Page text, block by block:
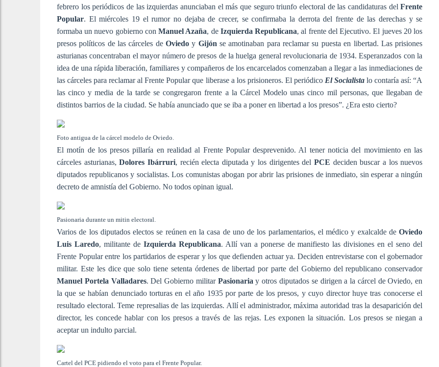
febrero los periódicos de las izquierdas anunciaban el más que seguro triunfo electoral de las candidaturas delFrente
Popular. El miércoles 19 el rumor no dejaba de crecer, se confirmaba la derrota del frente de las derechas y se
formaba un nuevo gobierno conManuel Azaña, de Izquierda Republicana, al frente del Ejecutivo. El jueves 20 los
presos políticos de las cárceles deOviedo y Gijón se amotinaban para reclamar su puesta en libertad. Las prisiones
asturianas concentraban el mayor número de presos de la huelga general revolucionaria de 1934. Esperanzados con la
idea de una rápida liberación, familiares y compañeros de los encarcelados comenzaban a llegar a las inmediaciones de
las cárceles para reclamar al Frente Popular que liberase a los prisioneros. El periódico El Socialista lo contaría así: “A
las cinco y media de la tarde se congregaron frente a la Cárcel Modelo unas cinco mil personas, que llegaban de
distintos barrios de la ciudad. Se había anunciado que se iba a poner en libertad a los presos”. ¿Era esto cierto?
Foto antigua de la cárcel modelo de Oviedo.
El motín de los presos pillaría en realidad al Frente Popular desprevenido. Al tener noticia del movimiento en las
cárceles asturianas,Dolores Ibárruri, recién electa diputada y los dirigentes delPCE deciden buscar a los nuevos
diputados republicanos y socialistas. Los comunistas abogan por abrir las prisiones de inmediato, sin esperar a ningún
decreto de amnistía del Gobierno. No todos opinan igual.
Pasionaria durante un mitin electoral.
Varios de los diputados electos se reúnen en la casa de uno de los parlamentarios, el médico y exalcalde deOviedo
Luis Laredo, militante de Izquierda Republicana. Allí van a ponerse de manifiesto las divisiones en el seno del
Frente Popular entre los partidarios de esperar y los que defienden actuar ya. Deciden entrevistarse con el gobernador
militar. Este les dice que solo tiene setenta órdenes de libertad por parte del Gobierno del republicano conservador
Manuel Portela Valladares. Del Gobierno militar Pasionaria y otros diputados se dirigen a la cárcel de Oviedo, en
la que se habían denunciado torturas en el año 1935 por parte de los presos, y cuyo director huye tras conocerse el
resultado electoral. Teme represalias de las izquierdas. Allí el administrador, máxima autoridad tras la desaparición del
director, les concede hablar con los presos a través de las rejas. Les exponen la situación. Los presos se niegan a
aceptar un indulto parcial.
Cartel del PCE pidiendo el voto para el Frente Popular.